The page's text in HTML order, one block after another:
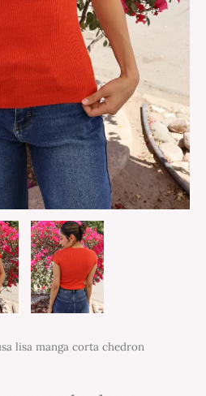
lisa manga corta chedron